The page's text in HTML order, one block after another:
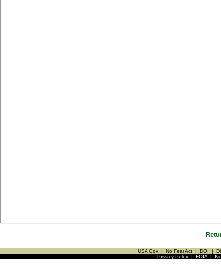
USA Gov | No Fear Act | DOI |
Privacy Policy| FOIA|